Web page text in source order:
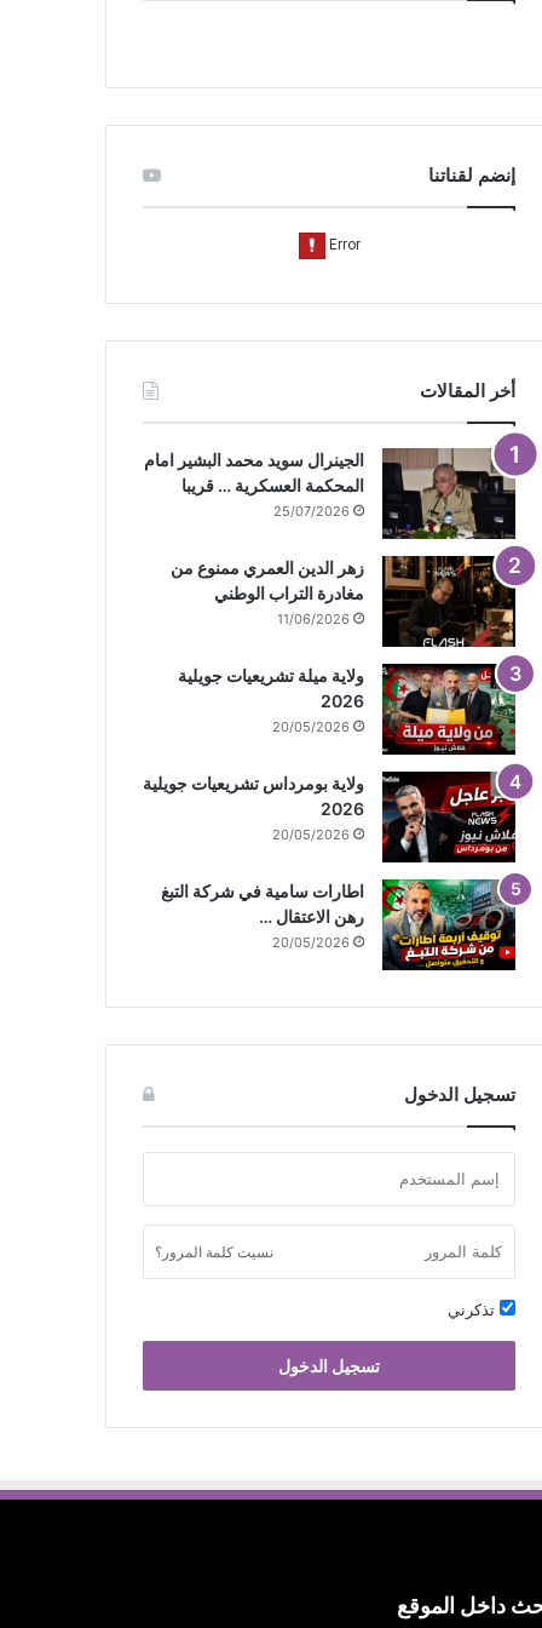
و
T
ق
إنضم لقناتنا
أخر المقالات
الجينرال سويد محمد البشير امام
المحكمة العسكرية … قريبا
25/07/2026
زهر الدين العمري ممنوع من
مغادرة التراب الوطني
11/06/2026
ولاية ميلة تشريعيات جويلية
2026
20/05/2026
ولاية بومرداس تشريعيات جويلية
2026
20/05/2026
اطارات سامية في شركة التبغ
رهن الاعتقال …
20/05/2026
تسجيل الدخول
نسيت كلمة المرور؟
تذكرني
تسجيل الدخول
داخل الموقع